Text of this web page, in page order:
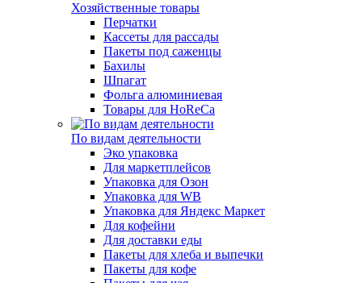
Хозяйственные товары
Перчатки
Кассеты для рассады
Пакеты под саженцы
Бахилы
Шпагат
Фольга алюминиевая
Товары для HoReCa
По видам деятельности
Эко упаковка
Для маркетплейсов
Упаковка для Озон
Упаковка для WB
Упаковка для Яндекс Маркет
Для кофейни
Для доставки еды
Пакеты для хлеба и выпечки
Пакеты для кофе